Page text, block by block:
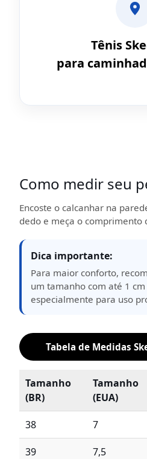
Tênis
para
Como medir seu
Encoste o calcanhar na
dedo e meça o comprimento
Dica importante:
Para maior conforto,
um tamanho com até 1
especialmente para uso
Tabela de Medidas
Tamanho
(BR)
Tamanho
(EUA)
38 7
39 7,5